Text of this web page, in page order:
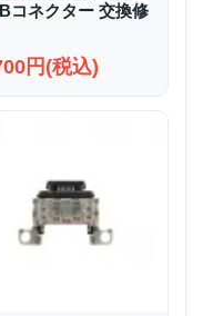
コネクター 交換修
円(税込)